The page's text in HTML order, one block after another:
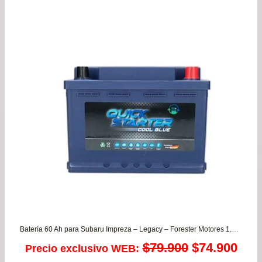
Batería 60 Ah para Subaru Impreza – Legacy – Forester Motores 1.6/1.8/2.0 desde 1990 a 2010 – GARANTIA 8 MESES
Precio exclusivo WEB: $79.900 El
$74.900El